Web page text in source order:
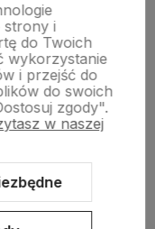
Shoper Modern 3.0™
strony i
do Twoich
wykorzystanie
i przejść do
do swoich
zgody".
w naszej